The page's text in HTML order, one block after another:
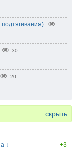
30
20
скрыть
↓
+3